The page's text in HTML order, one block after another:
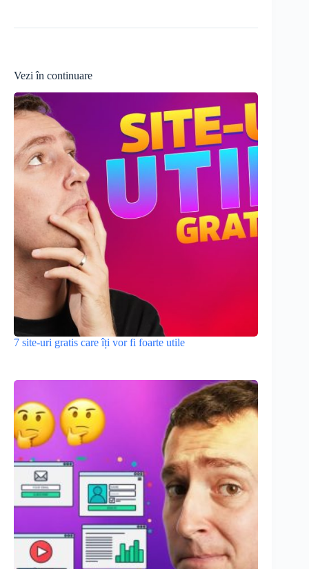
Vezi în continuare
7 site-uri gratis care îți vor fi foarte utile